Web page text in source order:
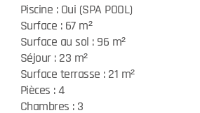
Piscine : Oui (SPA POOL)
Surface : 67 m²
Surface au sol : 96 m²
Séjour : 23 m²
Surface terrasse : 21 m²
Pièces : 4
Chambres : 3